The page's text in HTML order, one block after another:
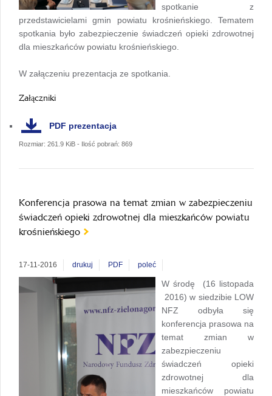
spotkanie z
przedstawicielami gmin powiatu krośnieńskiego. Tematem
spotkania było zabezpieczenie świadczeń opieki zdrowotnej
dla mieszkańców powiatu krośnieńskiego.
W załączeniu prezentacja ze spotkania.
Załączniki
PDF prezentacja
Rozmiar: 261.9 KiB - Ilość pobrań: 869
Konferencja prasowa na temat zmian w zabezpieczeniu
świadczeń opieki zdrowotnej dla mieszkańców powiatu
krośnieńskiego
17-11-2016 drukuj PDF poleć
W środę (16 listopada
2016) w siedzibie LOW
NFZ odbyła się
konferencja prasowa na
temat zmian w
zabezpieczeniu
świadczeń opieki
zdrowotnej dla
mieszkańców powiatu